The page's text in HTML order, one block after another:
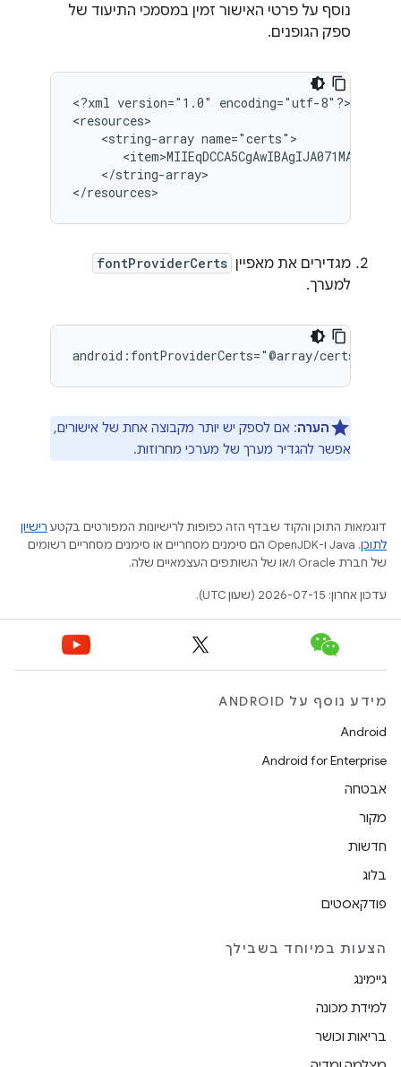
נוסף על פרטי האישור זמין במסמכי התיעוד של
ספק הגופנים.
<?xml version="1.0"
encoding="utf-8"?>
<string-array
</string-array>
</resources>
מגדירים את מאפיין fontProviderCerts
למערך.
android:fontProviderCerts="@array/certs"
הערה: אם לספק יש יותר מקבוצה אחת של אישורים,
אפשר להגדיר מערך של מערכי מחרוזות.
דוגמאות התוכן והקוד שבדף הזה כפופות לרישיונות המפורטים בקטע רישיון
לתוכן
.‏ Java ו-OpenJDK הם סימנים מסחריים או סימנים מסחריים רשומים
של חברת Oracle ו/או של השותפים העצמאיים שלה.
עדכון אחרון: 2026-07-15 (שעון UTC).
מידע נוסף על ANDROID
Android
Android for Enterprise
אבטחה
מקור
חדשות
בלוג
פודקאסטים
הצעות במיוחד בשבילך
גיימינג
למידת מכונה
בריאות וכושר